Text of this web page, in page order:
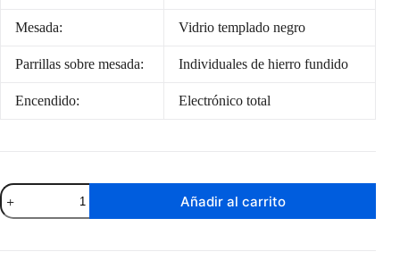
Mesada: Vidrio templado negro
Parrillas sobre mesada: Individuales de hierro fundido
Encendido: Electrónico total
Cocina
a
Gas
Añadir al carrito